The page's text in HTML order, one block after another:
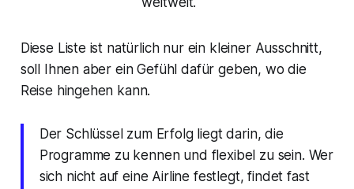
Diese Liste ist natürlich nur ein kleiner Ausschnitt,
soll Ihnen aber ein Gefühl dafür geben, wo die
Reise hingehen kann.
Der Schlüssel zum Erfolg liegt darin, die
Programme zu kennen und flexibel zu sein. Wer
sich nicht auf eine Airline festlegt, findet fast